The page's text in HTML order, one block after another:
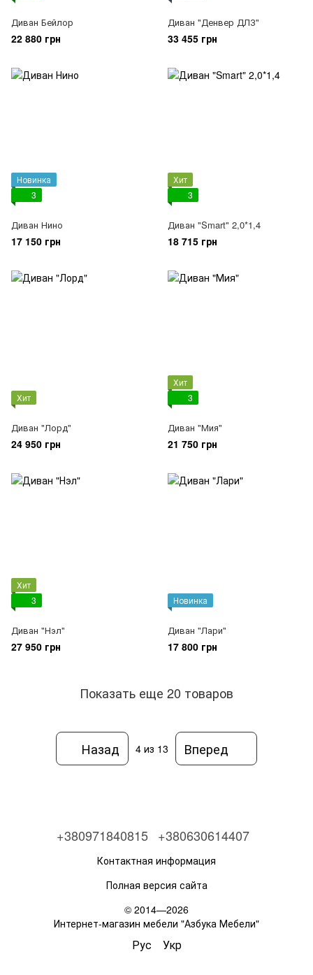
Диван Бейлор
22 880 грн
Диван "Денвер ДЛЗ"
33 455 грн
Новинка
3
Диван Нино
17 150 грн
Хит
3
Диван "Smart" 2,0*1,4
18 715 грн
Хит
Диван "Лорд"
24 950 грн
Хит
3
Диван "Мия"
21 750 грн
Хит
3
Диван "Нэл"
27 950 грн
Новинка
Диван "Лари"
17 800 грн
Показать еще 20 товаров
Назад 4 из 13 Вперед
+380971840815 +380630614407
Контактная информация
Полная версия сайта
© 2014—2026
Интернет-магазин мебели "Азбука Мебели"
Рус Укр